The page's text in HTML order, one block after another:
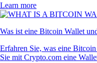
Learn more
Was ist eine Bitcoin Wallet
Erfahren Sie, was eine
Sie mit Crypto.com eine